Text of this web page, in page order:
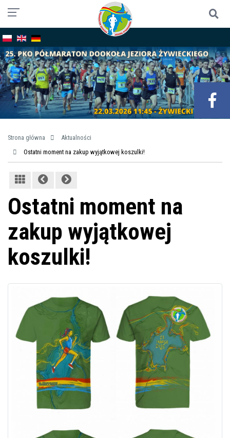
Strona główna
Aktualności
Ostatni moment na zakup wyjątkowej koszulki!
Ostatni moment na
zakup wyjątkowej
koszulki!